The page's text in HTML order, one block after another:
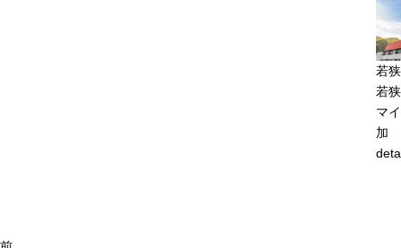
若
若
マ
加